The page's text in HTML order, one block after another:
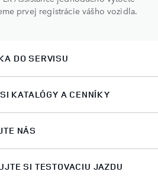
prvej registrácie vášho vozidla.
DO SERVISU
KATALÓGY A CENNÍKY
NÁS
SI TESTOVACIU JAZDU